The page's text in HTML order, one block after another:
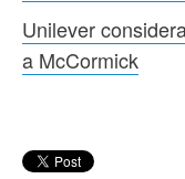
Unilever
a McCormick